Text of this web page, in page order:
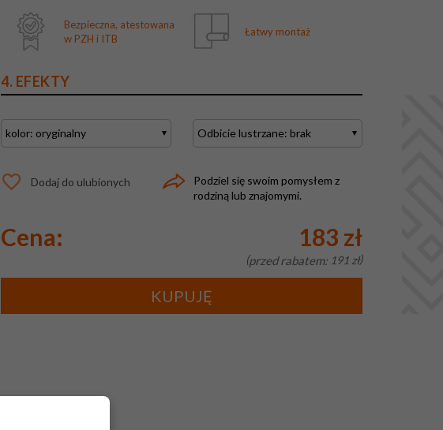
Bezpieczna, atestowana
w PZH i ITB
Łatwy montaż
4. EFEKTY
Dodaj do ulubionych
Podziel się swoim pomysłem z
rodziną lub znajomymi.
Cena: 183 zł
przed rabatem: 191 zł
KUPUJĘ